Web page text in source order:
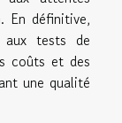
En définitive,
tests de
coûts et des
une qualité